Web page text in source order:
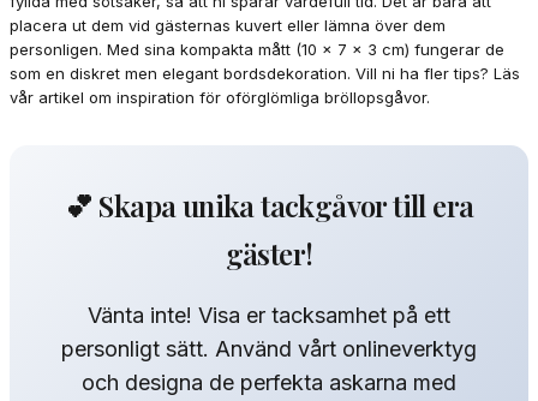
placera ut dem vid gästernas kuvert eller lämna över dem
personligen. Med sina kompakta mått (10 x 7 x 3 cm) fungerar de
som en diskret men elegant bordsdekoration. Vill ni ha fler tips? Läs
vår artikel om inspiration för oförglömliga bröllopsgåvor.
💕 Skapa unika tackgåvor till era
gäster!
Vänta inte! Visa er tacksamhet på ett
personligt sätt. Använd vårt onlineverktyg
och designa de perfekta askarna med